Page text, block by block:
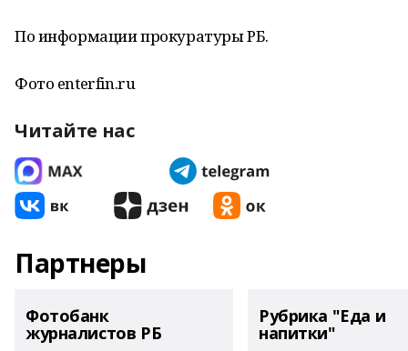
По информации прокуратуры РБ.
Фото enterfin.ru
Читайте нас
Партнеры
Фотобанк
журналистов РБ
Рубрика "Еда и
напитки"